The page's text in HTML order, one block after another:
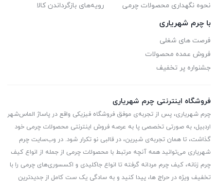
نحوه نگهداری محصولات چرمی
رویه‌های بازگرداندن کالا
با چرم شهریاری
فرصت های شغلی
فروش عمده محصولات
جشنواره پر تخفیف
فروشگاه اینترنتی چرم شهریاری
چرم شهریاری، پس از تجربه‌ی موفق فروشگاه فیزیکی واقع در پاساژ الماس‌شهر
اردبیل، به صورتی تخصصی پا به عرصه فروش اینترنتی محصولات چرمی خود
گذاشت، تا همان تجربه‌ی شیرین، در قالبی نو تکرار شود. در وب‌سایت چرم
شهریاری می‌توانید همه آنچه مرتبط با محصولات چرمی از جمله از انواع کیف
چرم زنانه، کیف چرم مردانه گرفته تا انواع جاکلیدی و اکسسوری‌های چرمی را با
تخفیف ویژه در حراج ها، پیدا کنید و به سادگی یک ست کامل از جدیدترین‌